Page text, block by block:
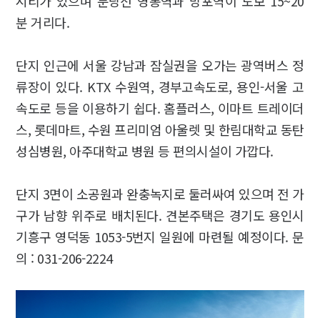
분 거리다.
단지 인근에 서울 강남과 잠실권을 오가는 광역버스 정
류장이 있다. KTX 수원역, 경부고속도로, 용인-서울 고
속도로 등을 이용하기 쉽다. 홈플러스, 이마트 트레이더
스, 롯데마트, 수원 프리미엄 아울렛 및 한림대학교 동탄
성심병원, 아주대학교 병원 등 편의시설이 가깝다.
단지 3면이 소공원과 완충녹지로 둘러싸여 있으며 전 가
구가 남향 위주로 배치된다. 견본주택은 경기도 용인시
기흥구 영덕동 1053-5번지 일원에 마련될 예정이다. 문
의 : 031-206-2224